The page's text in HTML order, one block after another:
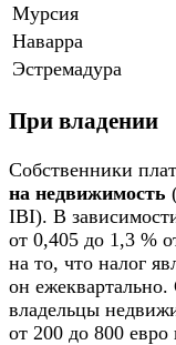
Мурсия
Наварра
Эстремадура
При владении
Собственники
на недвижимость
IBI). В
от 0,405 до 1,3 %
на то, что налог
он
владельцы
от 200 до 800 евро